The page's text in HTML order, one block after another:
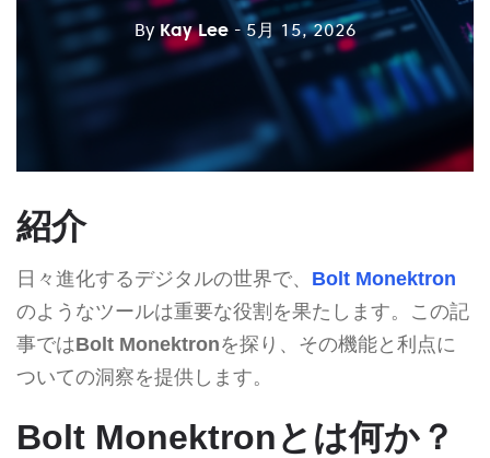
By Kay Lee - 5月 15, 2026
紹介
日々進化するデジタルの世界で、 Bolt Monektron
のようなツールは重要な役割を果たします。この記
事ではBolt Monektronを探り、その機能と利点に
ついての洞察を提供します。
Bolt Monektronとは何か？